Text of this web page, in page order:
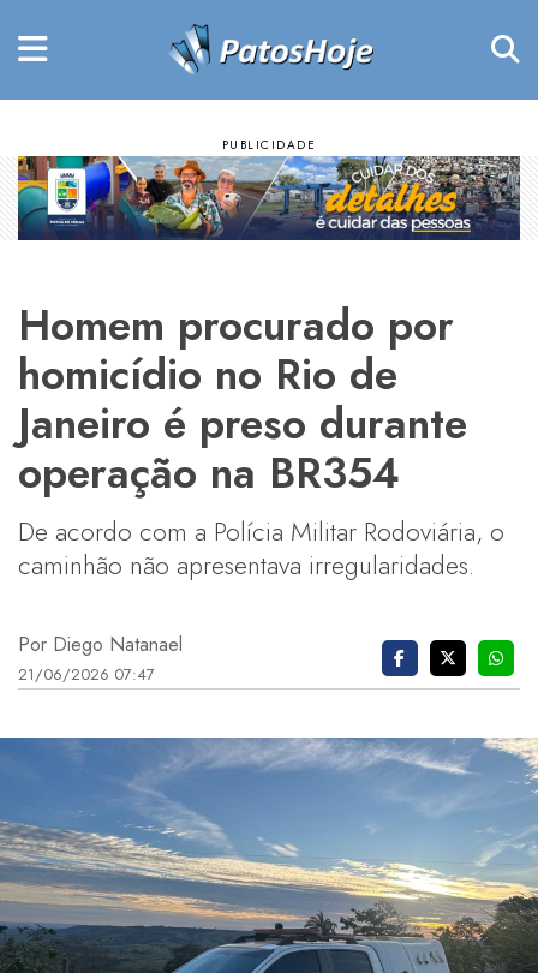
Homem procurado por
homicídio no Rio de
Janeiro é preso durante
operação na BR354
De acordo com a Polícia Militar Rodoviária, o
caminhão não apresentava irregularidades.
Por Diego Natanael
21/06/2026 07:47